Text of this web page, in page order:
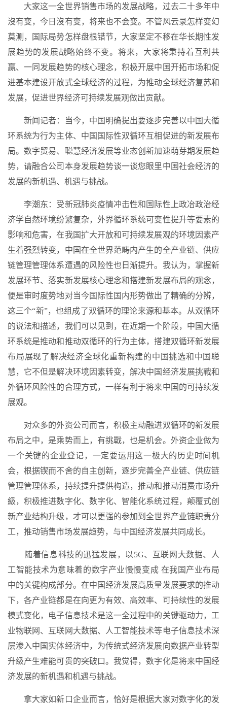
大家这一全世界销售市场的发展战略，过去二十多年中
沒有变，今日沒有变，将来也不会变。不管风云录怎样变幻
莫测，国际局势怎样盘根错节，大家坚定不移在华长期性发
展趋势的发展战略始终不变。将来，大家将秉持着互利共
赢、一同发展趋势的核心理念，积极开展中国开拓市场和促
进基本建设开放式全球经济的过程，为推动全球经济复苏和
发展，促进世界经济可持续发展观做出贡献。
新闻记者：当今，中国明确提出要逐步完善以中国大循
环系统为行为主体、中国国际性双循环互相促进的新发展布
局。数字贸易、聪慧经济发展等业态创新加速萌芽期发展趋
势，请融合公司本身发展趋势谈一谈您眼里中国社会经济的
发展的新机遇、机遇与挑战。
李潮东：受新冠肺炎疫情冲击性和国际性上政冶政治经
济学自然环境纷繁复杂，外界循环系统可变性提升等要素的
影响和危害，在我国扩大开放和可持续发展观的环境因素产
生着强烈转变，中国在全世界范畴内产生的全产业链、供应
链管理管理体系遭遇的风险性也日渐提升。我认为，掌握新
发展环节、落实新发展核心理念和搭建新发展布局的观念，
便是审时度势地对当今国际性国内形势做出了精确的分辨，
这三个“新”，也组成了双循环的理论来源和基本。从双循环
的说法和描述，我们可以见到，在近期一个阶段，中国大循
环系统是推动和推动双循环的行为主体，搭建双循环新发展
布局展现了解决经济全球化重新构建的中国挑选和中国聪
慧，它不但是解决环境因素转变，解决中国经济发展挑戰和
外循环风险性的合理方式，一样有利于将来中国的可持续发
展观。
对众多的外资公司而言，积极主动融进双循环的新发展
布局之中，是乘势而上，有挑戰，也是机会。外资企业做为
一个关键的企业登记，一定要运用这一极大的历史时间机
会，根据锲而不舍的自主创新，逐步完善全产业链、供应链
管理管理体系，持续提升提供构造，推动和推动消费市场升
級，积极推进数字化、数字化、智能化系统过程，颠覆式创
新产业结构升级，才可以更强的参加到全世界产业链职责分
工，推动销售市场发展趋势，与中国经济发展共同成长。
随着信息科技的迅猛发展，以5G、互联网大数据、人
工智能技术为意味着的数字产业慢慢变成 在我国产业布局
中的关键构成部分。在中国经济发展高质量发展要求的推动
下，各产业链都是在向更为有效、高效率、可持续性的发展
模式变化，电子信息技术是这一全过程中的关键驱动力，工
业物联网、互联网大数据、人工智能技术等电子信息技术深
层渗入中国实体经济中，为传统式经济发展向数据产业转型
升级产生难能可贵的突破口。我觉得，数字化是将来中国经
济发展的新机遇和机遇与挑战。
拿大家如新口企业而言，恰好是根据大家对数字化的发